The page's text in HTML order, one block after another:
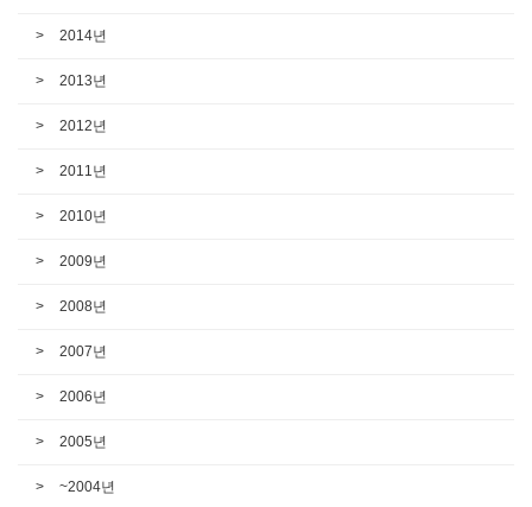
2014년
2013년
2012년
2011년
2010년
2009년
2008년
2007년
2006년
2005년
~2004년